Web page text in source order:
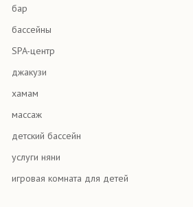
бар
бассейны
SPA-центр
джакузи
хамам
массаж
детский бассейн
услуги няни
игровая комната для детей